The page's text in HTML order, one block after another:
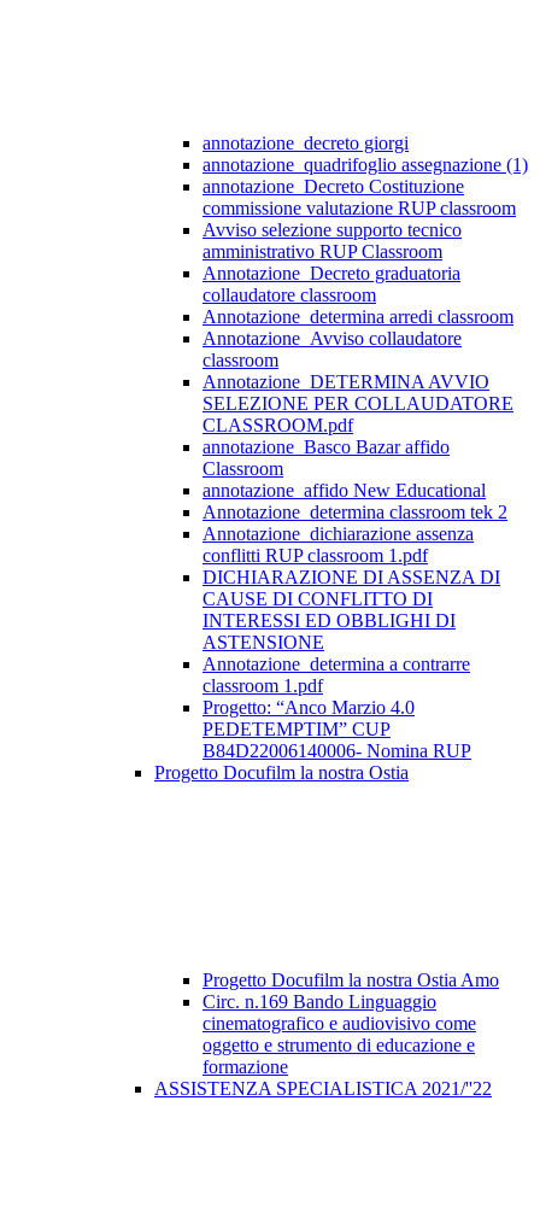
annotazione_decreto giorgi
annotazione_quadrifoglio assegnazione (1)
annotazione_Decreto Costituzione
commissione valutazione RUP classroom
Avviso selezione supporto tecnico
amministrativo RUP Classroom
Annotazione_Decreto graduatoria
collaudatore classroom
Annotazione_determina arredi classroom
Annotazione_Avviso collaudatore
classroom
Annotazione_DETERMINA AVVIO
SELEZIONE PER COLLAUDATORE
CLASSROOM.pdf
annotazione_Basco Bazar affido
Classroom
annotazione_affido New Educational
Annotazione_determina classroom tek 2
Annotazione_dichiarazione assenza
conflitti RUP classroom 1.pdf
DICHIARAZIONE DI ASSENZA DI
CAUSE DI CONFLITTO DI
INTERESSI ED OBBLIGHI DI
ASTENSIONE
Annotazione_determina a contrarre
classroom 1.pdf
Progetto: “Anco Marzio 4.0
PEDETEMPTIM” CUP
B84D22006140006- Nomina RUP
Progetto Docufilm la nostra Ostia
Progetto Docufilm la nostra Ostia Amo
Circ. n.169 Bando Linguaggio
cinematografico e audiovisivo come
oggetto e strumento di educazione e
formazione
ASSISTENZA SPECIALISTICA 2021/''22